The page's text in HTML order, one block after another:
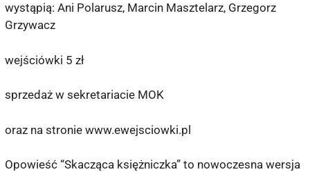
wystąpią: Ani Polarusz, Marcin Masztelarz, Grzegorz
Grzywacz
wejściówki 5 zł
sprzedaż w sekretariacie MOK
oraz na stronie www.ewejsciowki.pl
Opowieść “Skacząca księżniczka” to nowoczesna wersja